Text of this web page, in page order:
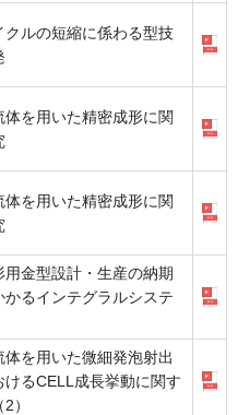
クルの短縮に係わる型技
体を用いた精密成形に関
体を用いた精密成形に関
用金型設計・生産の納期
かるインテグラルシステ
体を用いた微細発泡射出
けるCELL成長挙動に関す
）